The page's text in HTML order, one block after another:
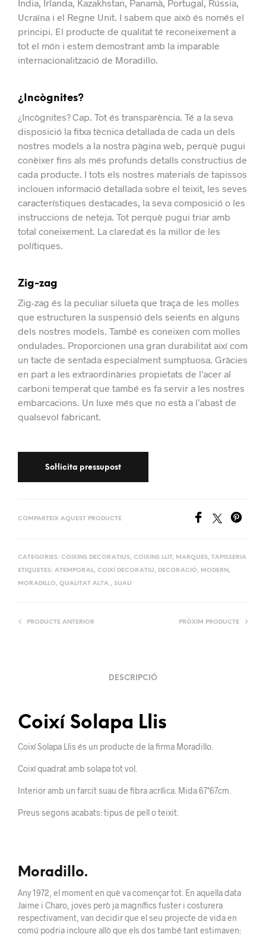
Índia, Irlanda, Kazakhstan, Panamà, Portugal, Rússia,
Ucraïna i el Regne Unit. I sabem que això és només el
principi. El producte de qualitat té reconeixement a
tot el món i estem demostrant amb la imparable
internacionalització de Moradillo.
¿Incògnites?
¿Incògnites?Cap Tot és transparència. Té a la seva
disposició la fitxa tècnica detallada de cada un dels
nostres models a la nostra pàgina web, perquè pugui
conèixer fins als més profunds detalls constructius de
cada producte. I tots els nostres materials de tapissos
inclouen informació detallada sobre el teixit, les seves
característiques destacades, la seva composició o les
instruccions de neteja. Tot perquè pugui triar amb
total coneixement. La claredat és la millor de les
polítiques.
Zig-zag
Zig-zag és la peculiar silueta que traça de les molles
que estructuren la suspensió dels seients en alguns
dels nostres models. També es coneixen com molles
ondulades. Proporcionen una gran durabilitat així com
un tacte de sentada especialment sumptuosa. Gràcies
en part a les extraordinàries propietats de l’acer al
carboni temperat que també es fa servir a les nostres
embarcacions. Un luxe més que no està a l’abast de
qualsevol fabricant.
COMPARTEIX AQUEST PRODUCTE
CATEGORIES: COIXINS DECORATIUS, COIXINS LLIT, MARQUES, TAPISSERIA
ETIQUETES: ATEMPORAL, COIXÍ DECORATIU, DECORACIÓ, MODERN,
MORADILLO, QUALITAT ALTA., SUAU
PRODUCTE ANTERIOR PRÒXIM PRODUCTE
DESCRIPCIÓ
Coixí Solapa Llis
Coixí Solapa Llis és un producte de la firma Moradillo.
Coixí quadrat amb solapa tot vol.
Interior amb un farcit suau de fibra acrílica. Mida 67*67cm.
Preus segons acabats: tipus de pell o teixit.
Moradillo.
Any 1972, el moment en què va començar tot. En aquella data
Jaime i Charo, joves però ja magnífics fuster i costurera
respectivament, van decidir que el seu projecte de vida en
comú podria incloure allò que els dos també tant estimaven: